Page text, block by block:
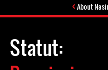
About
Statut: